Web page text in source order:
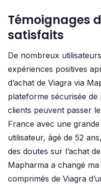
Témoignages
satisfaits
De nombreux
expériences positives
d’achat de Viagra via
plateforme sécurisée de
clients peuvent passer
France avec une
utilisateur, âgé de 52
des doutes sur l’achat
Mapharma a changé
comprimés de Viagra